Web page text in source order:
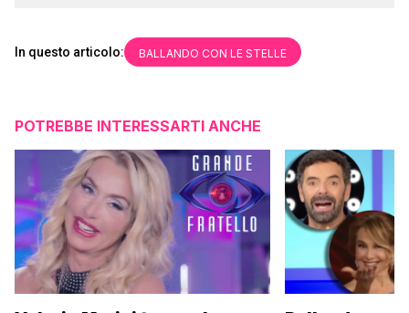
In questo articolo: BALLANDO CON LE STELLE
POTREBBE INTERESSARTI ANCHE